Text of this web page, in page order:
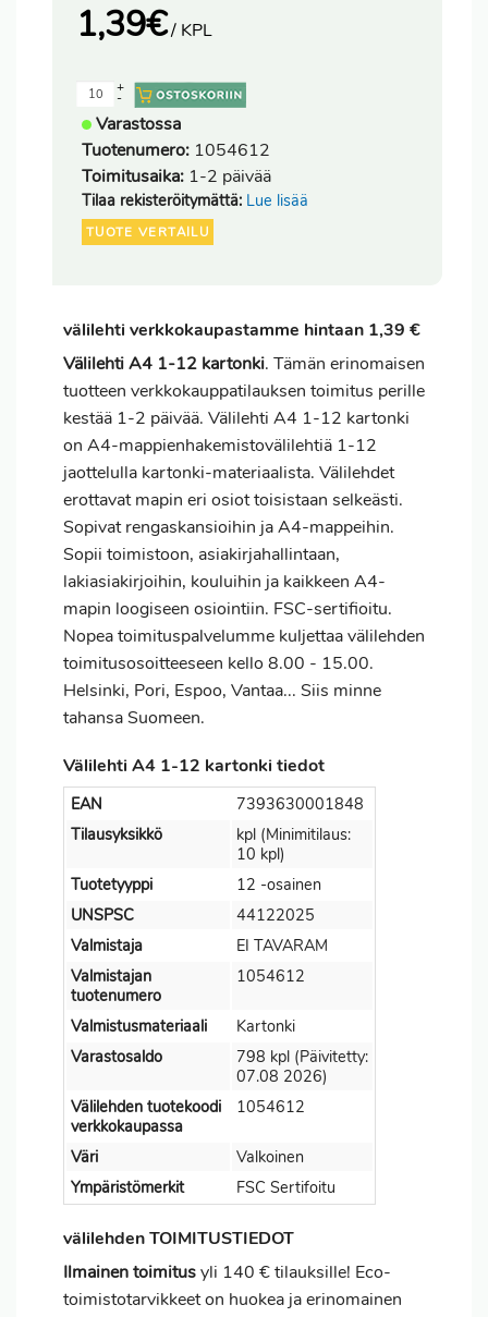
1,39€/ KPL
-
+
Varastossa
Tuotenumero: 1054612
Toimitusaika: 1-2 päivää
Tilaa rekisteröitymättä: Lue lisää
TUOTE VERTAILU
välilehti verkkokaupastamme hintaan 1,39 €
Välilehti A4 1-12 kartonki. Tämän erinomaisen
tuotteen verkkokauppatilauksen toimitus perille
kestää 1-2 päivää. Välilehti A4 1-12 kartonki
on A4-mappienhakemistovälilehtiä 1-12
jaottelulla kartonki-materiaalista. Välilehdet
erottavat mapin eri osiot toisistaan selkeästi.
Sopivat rengaskansioihin ja A4-mappeihin.
Sopii toimistoon, asiakirjahallintaan,
lakiasiakirjoihin, kouluihin ja kaikkeen A4-
mapin loogiseen osiointiin. FSC-sertifioitu.
Nopea toimituspalvelumme kuljettaa välilehden
toimitusosoitteeseen kello 8.00 - 15.00.
Helsinki, Pori, Espoo, Vantaa... Siis minne
tahansa Suomeen.
Välilehti A4 1-12 kartonki tiedot
EAN
7393630001848
Tilausyksikkö
kpl (Minimitilaus:
10 kpl)
Tuotetyyppi
12 -osainen
UNSPSC
44122025
Valmistaja
EI TAVARAM
Valmistajan
tuotenumero
1054612
Valmistusmateriaali
Kartonki
Varastosaldo
798 kpl (Päivitetty:
07.08 2026)
Välilehden tuotekoodi
verkkokaupassa
1054612
Väri
Valkoinen
Ympäristömerkit
FSC Sertifoitu
välilehden TOIMITUSTIEDOT
Ilmainen toimitusyli 140 € tilauksille! Eco-
toimistotarvikkeet on huokea ja erinomainen